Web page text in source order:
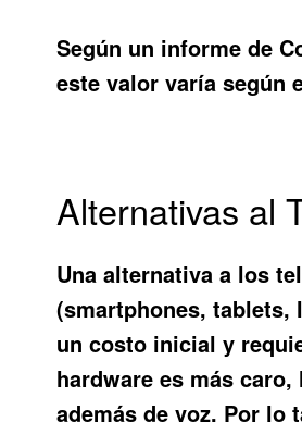
Según un informe de
este valor varía según
Alternativas al
Una alternativa a los
(smartphones,
un costo inicial y
hardware es más
además de voz. Por lo